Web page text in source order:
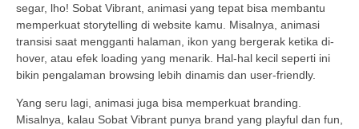
segar, lho! Sobat Vibrant, animasi yang tepat bisa membantu
memperkuat storytelling di website kamu. Misalnya, animasi
transisi saat mengganti halaman, ikon yang bergerak ketika di-
hover, atau efek loading yang menarik. Hal-hal kecil seperti ini
bikin pengalaman browsing lebih dinamis dan user-friendly.
Yang seru lagi, animasi juga bisa memperkuat branding.
Misalnya, kalau Sobat Vibrant punya brand yang playful dan fun,